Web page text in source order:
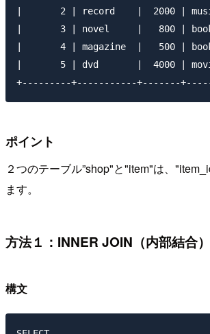
|       2 | record    |  2000 |
|       3 | novel     |   800 |
|       4 | magazine  |   500 |
|       5 | dvd       |  4000 |
ポイント
２つのテーブル”shop"と"item"は、
ます。
方法１：INNER JOIN（内部結合）
構文